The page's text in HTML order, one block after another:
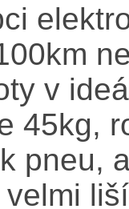
v
45kg,
pneu,